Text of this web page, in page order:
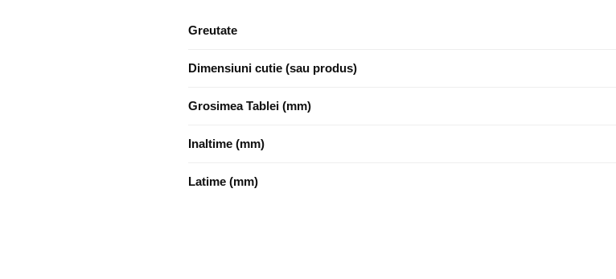
Greutate
Dimensiuni cutie (sau produs)
Grosimea Tablei (mm)
Inaltime (mm)
Latime (mm)